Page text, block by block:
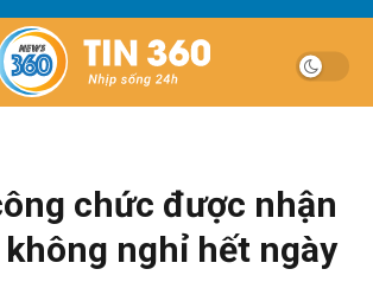
chức được nhận
nghỉ hết ngày